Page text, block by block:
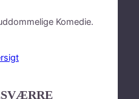
Komedie.